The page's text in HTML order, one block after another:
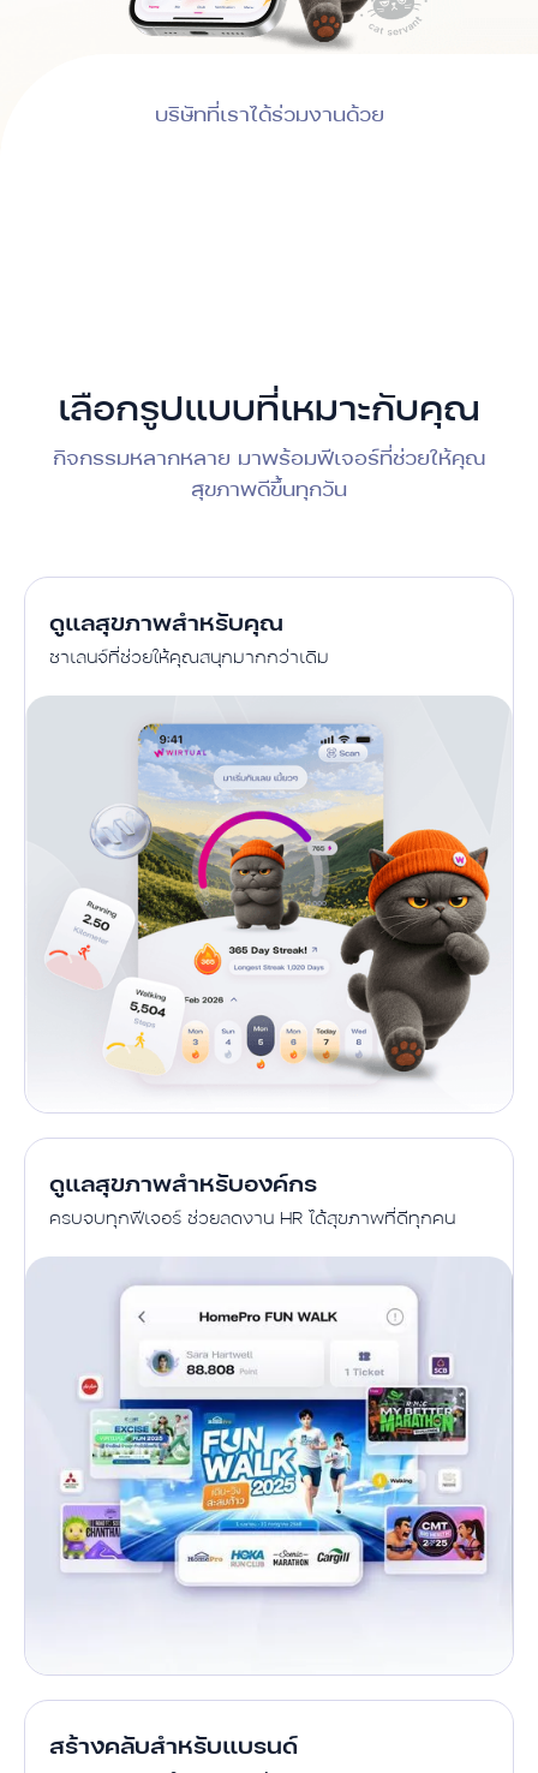
บริษัทที่เราได้ร่วมงานด้วย
เลือกรูปแบบที่เหมาะกับคุณ
กิจกรรมหลากหลาย มาพร้อมฟีเจอร์ที่ช่วยให้คุณ
สุขภาพดีขึ้นทุกวัน
ดูแลสุขภาพสำหรับคุณ
ชาเลนจ์ที่ช่วยให้คุณสนุกมากกว่าเดิม
ดูแลสุขภาพสำหรับองค์กร
ครบจบทุกฟีเจอร์ ช่วยลดงาน HR ได้สุขภาพที่ดีทุกคน
สร้างคลับสำหรับแบรนด์